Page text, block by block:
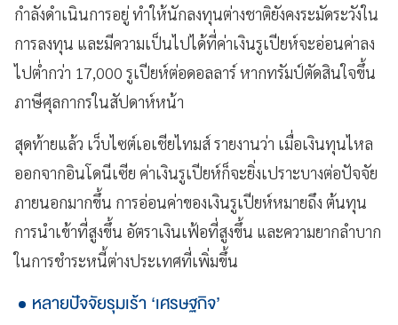
กำลังดำเนินการอยู่ ทำให้นักลงทุนต่างชาติยังคงระมัดระวังใน
การลงทุน และมีความเป็นไปได้ที่ค่าเงินรูเปียห์จะอ่อนค่าลง
ไปต่ำกว่า 17,000 รูเปียห์ต่อดอลลาร์ หากทรัมป์ตัดสินใจขึ้น
ภาษีศุลกากรในสัปดาห์หน้า
สุดท้ายแล้ว เว็บไซต์เอเชียไทมส์ รายงานว่า เมื่อเงินทุนไหล
ออกจากอินโดนีเซีย ค่าเงินรูเปียห์ก็จะยิ่งเปราะบางต่อปัจจัย
ภายนอกมากขึ้น การอ่อนค่าของเงินรูเปียห์หมายถึง ต้นทุน
การนำเข้าที่สูงขึ้น อัตราเงินเฟ้อที่สูงขึ้น และความยากลำบาก
ในการชำระหนี้ต่างประเทศที่เพิ่มขึ้น
หลายปัจจัยรุมเร้า ‘เศรษฐกิจ’